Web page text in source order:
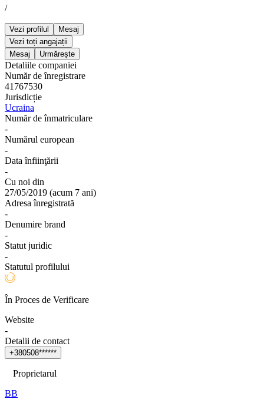
/
Vezi profilul
Mesaj
Vezi toți angajații
Mesaj
Urmărește
Detaliile companiei
Număr de înregistrare
41767530
Jurisdicție
Ucraina
Număr de înmatriculare
-
Numărul european
-
Data înfiinţării
-
Cu noi din
27/05/2019 (acum 7 ani)
Adresa înregistrată
-
Denumire brand
-
Statut juridic
-
Statutul profilului
În Proces de Verificare
Website
-
Detalii de contact
+380508******
Proprietarul
ВВ